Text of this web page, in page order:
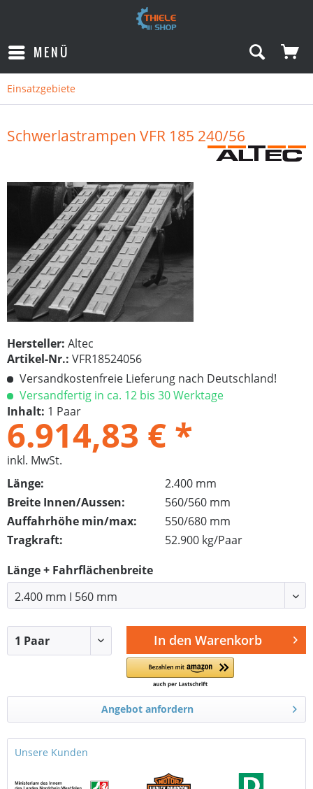
MENÜ
Einsatzgebiete
Schwerlastrampen VFR 185 240/56
Hersteller: Altec
Artikel-Nr.: VFR18524056
Versandkostenfreie Lieferung nach Deutschland!
Versandfertig in ca. 12 bis 30 Werktage
Inhalt: 1 Paar
6.914,83 € *
inkl. MwSt.
Länge:
2.400 mm
Breite Innen/Aussen:
560/560 mm
Auffahrhöhe min/max:
550/680 mm
Tragkraft:
52.900 kg/Paar
Länge + Fahrflächenbreite
In den Warenkorb
Angebot anfordern
Unsere Kunden